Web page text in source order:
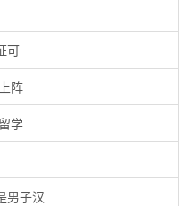
可
阵
学
男子汉